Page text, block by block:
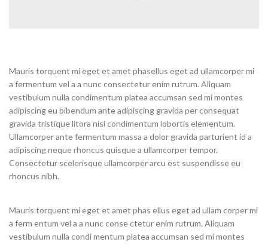
Mauris torquent mi eget et amet phasellus eget ad ullamcorper mi
a fermentum vel a a nunc consectetur enim rutrum. Aliquam
vestibulum nulla condimentum platea accumsan sed mi montes
adipiscing eu bibendum ante adipiscing gravida per consequat
gravida tristique litora nisi condimentum lobortis elementum.
Ullamcorper ante fermentum massa a dolor gravida parturient id a
adipiscing neque rhoncus quisque a ullamcorper tempor.
Consectetur scelerisque ullamcorper arcu est suspendisse eu
rhoncus nibh.
Mauris torquent mi eget et amet phas ellus eget ad ullam corper mi
a ferm entum vel a a nunc conse ctetur enim rutrum. Aliquam
vestibulum nulla condi mentum platea accumsan sed mi montes